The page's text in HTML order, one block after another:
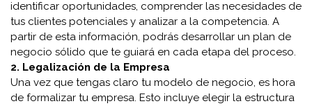
identificar oportunidades, comprender las necesidades de
tus clientes potenciales y analizar a la competencia. A
partir de esta información, podrás desarrollar un plan de
negocio sólido que te guiará en cada etapa del proceso.
2. Legalización de la Empresa
Una vez que tengas claro tu modelo de negocio, es hora
de formalizar tu empresa. Esto incluye elegir la estructura